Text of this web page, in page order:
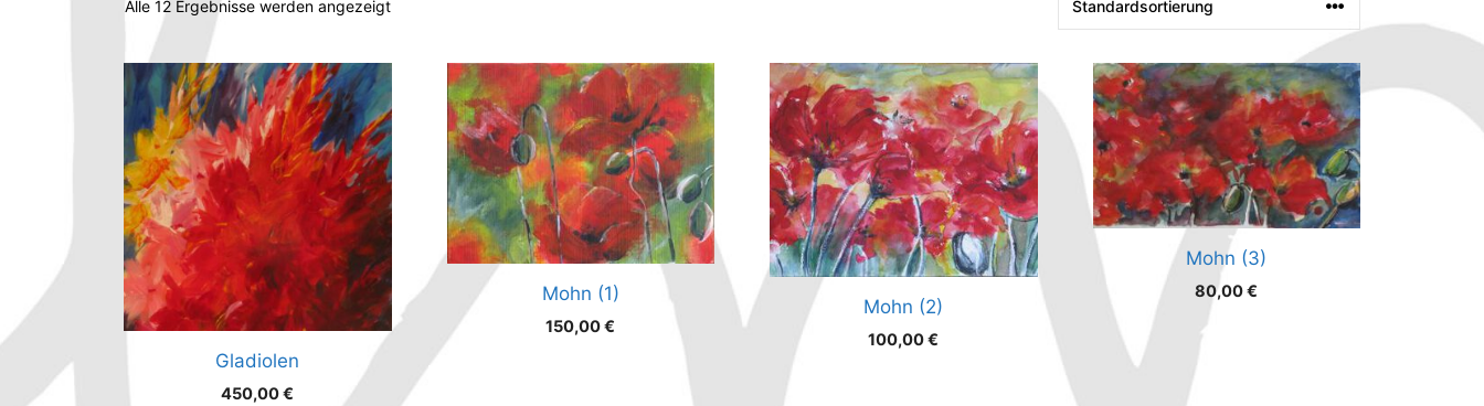
Alle 12 Ergebnisse werden angezeigt
Gladiolen
450,00€
Mohn (1)
150,00€
Mohn (2)
100,00€
Mohn (3)
80,00€